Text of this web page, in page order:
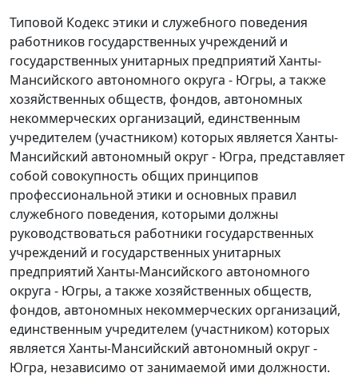
Типовой Кодекс этики и служебного поведения
работников государственных учреждений и
государственных унитарных предприятий Ханты-
Мансийского автономного округа - Югры, а также
хозяйственных обществ, фондов, автономных
некоммерческих организаций, единственным
учредителем (участником) которых является Ханты-
Мансийский автономный округ - Югра, представляет
собой совокупность общих принципов
профессиональной этики и основных правил
служебного поведения, которыми должны
руководствоваться работники государственных
учреждений и государственных унитарных
предприятий Ханты-Мансийского автономного
округа - Югры, а также хозяйственных обществ,
фондов, автономных некоммерческих организаций,
единственным учредителем (участником) которых
является Ханты-Мансийский автономный округ -
Югра, независимо от занимаемой ими должности.